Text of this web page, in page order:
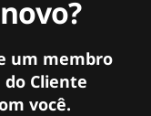
um membro
Cliente
você.